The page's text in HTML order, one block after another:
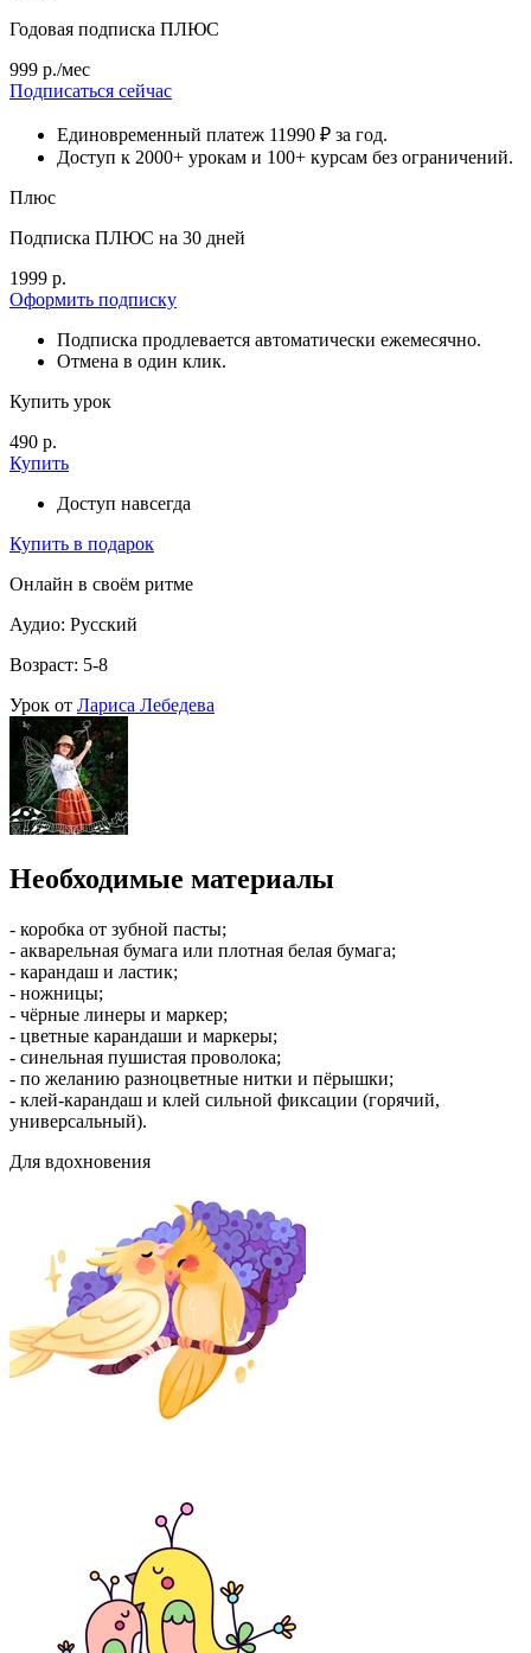
Годовая подписка ПЛЮС
999 р./мес
Подписаться сейчас
Единовременный платеж 11990 ₽ за год.
Доступ к 2000+ урокам и 100+ курсам без ограничений.
Плюс
Подписка ПЛЮС на 30 дней
1999 р.
Оформить подписку
Подписка продлевается автоматически ежемесячно.
Отмена в один клик.
Купить урок
490 р.
Купить
Доступ навсегда
Купить в подарок
Онлайн в своём ритме
Аудио: Русский
Возраст: 5-8
Урок от Лариса Лебедева
Необходимые материалы
- коробка от зубной пасты;
- акварельная бумага или плотная белая бумага;
- карандаш и ластик;
- ножницы;
- чёрные линеры и маркер;
- цветные карандаши и маркеры;
- синельная пушистая проволока;
- по желанию разноцветные нитки и пёрышки;
- клей-карандаш и клей сильной фиксации (горячий,
универсальный).
Для вдохновения